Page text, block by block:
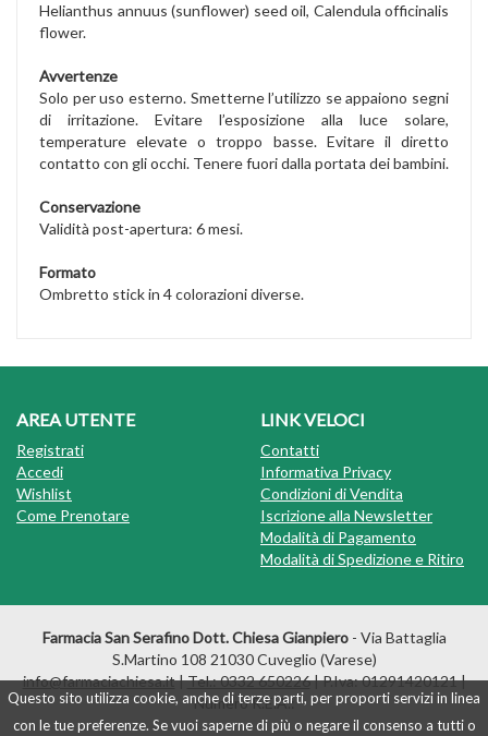
Questo sito utilizza cookie, anche di terze parti, per proporti servizi in linea
con le tue preferenze. Se vuoi saperne di più o negare il consenso a tutti o
Helianthus annuus (sunflower) seed oil, Calendula officinalis
flower.
Avvertenze
Solo per uso esterno. Smetterne l’utilizzo se appaiono segni
di irritazione. Evitare l’esposizione alla luce solare,
temperature elevate o troppo basse. Evitare il diretto
contatto con gli occhi. Tenere fuori dalla portata dei bambini.
Conservazione
Validità post-apertura: 6 mesi.
Formato
Ombretto stick in 4 colorazioni diverse.
AREA UTENTE
Registrati
Accedi
Wishlist
Come Prenotare
LINK VELOCI
Contatti
Informativa Privacy
Condizioni di Vendita
Iscrizione alla Newsletter
Modalità di Pagamento
Modalità di Spedizione e Ritiro
Farmacia San Serafino Dott. Chiesa Gianpiero - Via Battaglia
S.Martino 108 21030 Cuveglio (Varese)
info@farmaciachiesa.it|Tel.: 0332 650226| P.Iva: 01291420121 |
Numero R.E.A.: